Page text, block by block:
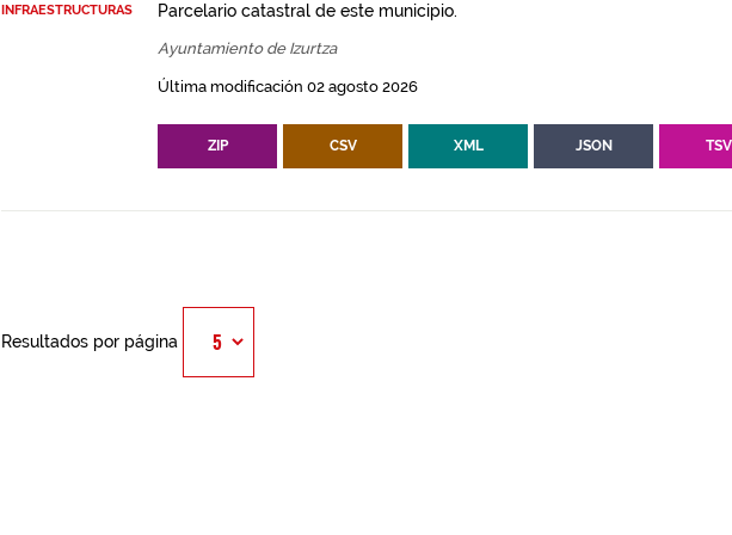
INFRAESTRUCTURAS
Parcelario catastral de este municipio.
Ayuntamiento de Izurtza
Última modificación 02 agosto 2026
ZIP CSV XML JSON TSV
Resultados por página